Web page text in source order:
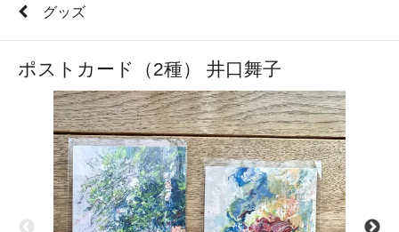
グッズ
ポストカード（2種） 井口舞子